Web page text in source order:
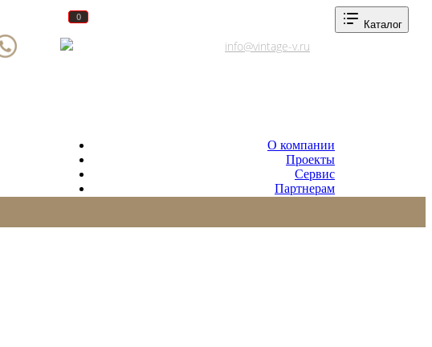
info@vintage-v.ru
0
0
О компании
Проекты
Сервис
Партнерам
Каталог